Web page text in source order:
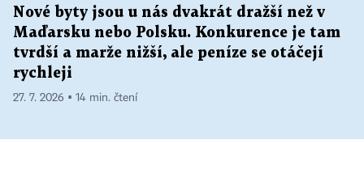
Nové byty jsou u nás dvakrát dražší než v
Maďarsku nebo Polsku. Konkurence je tam
tvrdší a marže nižší, ale peníze se otáčejí
rychleji
27. 7. 2026 ▪ 14 min. čtení